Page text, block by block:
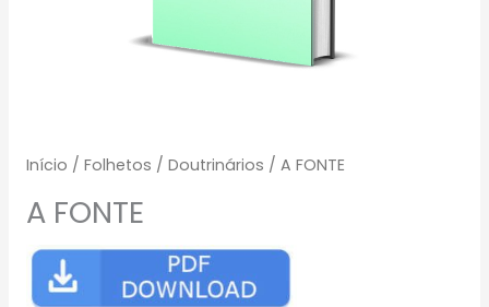
Início / Folhetos / Doutrinários / A FONTE
A FONTE